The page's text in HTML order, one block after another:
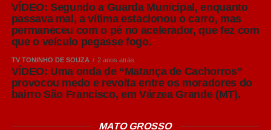
imediatamente. Mas, mesmo em estruturas existentes, o
produtor pode organizar os animais em lotes, manter
grupos da mesma idade nas mesmas salas e realizar o
contribuem muito para preservar a sanidade do rebanho”,
concluiu o especialista.
desaparecida em Várzea Grande é
VÍDEO: Segundo a Guarda Municipal, enquanto
passava mal, a vítima estacionou o carro, mas
permaneceu com o pé no acelerador, que fez com
que o veículo pegasse fogo.
TV TONINHO DE SOUZA 2 anos atrás
VÍDEO: Uma onda de “Matança de Cachorros”
provocou medo e revolta entre os moradores do
bairro São Francisco, em Várzea Grande (MT).
MATO GROSSO